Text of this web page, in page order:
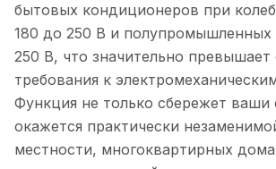
бытовых кондиционеров при
180 до 250 В и
250 В, что значительно превышает
требования к
Функция не только сбережет ваши
окажется практически
местности, многоквартирных